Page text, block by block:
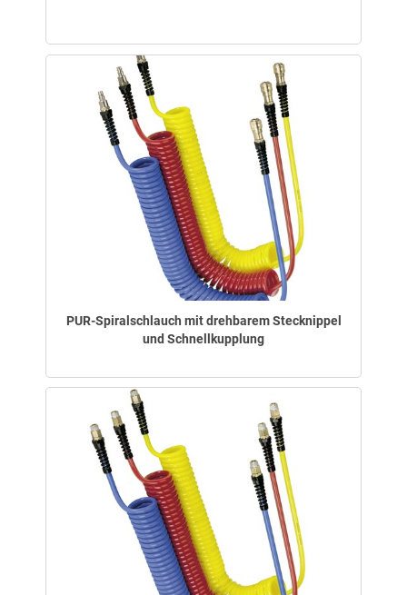
PUR-Spiralschlauch mit drehbarem Stecknippel
und Schnellkupplung